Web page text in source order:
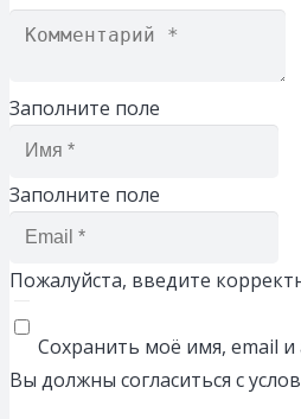
Заполните поле
Заполните поле
Пожалуйста, введите
Сохранить моё имя, email
Вы должны согласиться с